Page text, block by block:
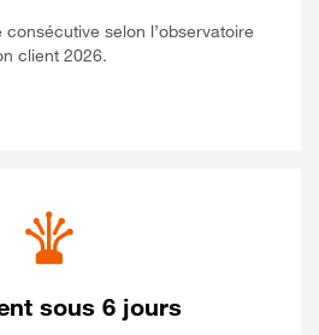
selon l’observatoire
client 2026.
sous 6 jours